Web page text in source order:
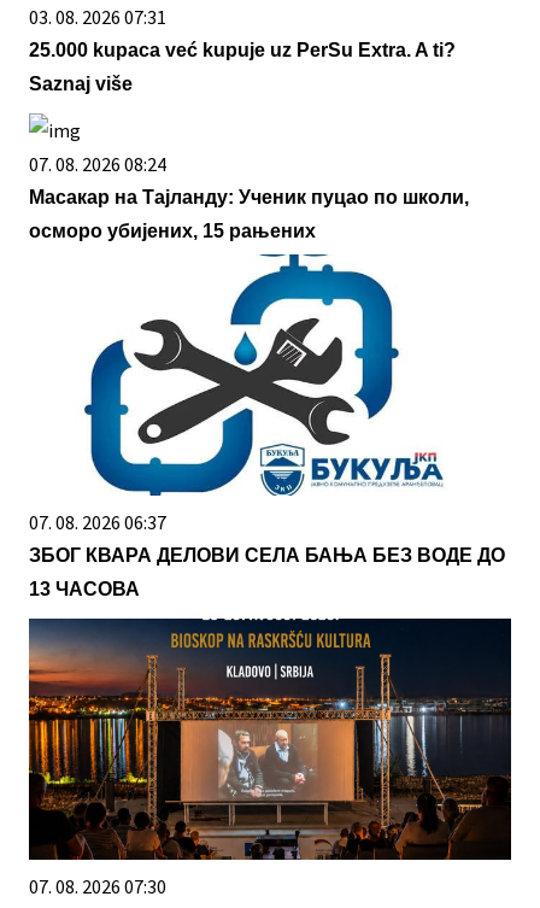
03. 08. 2026 07:31
25.000 kupaca već kupuje uz PerSu Extra. A ti?
Saznaj više
07. 08. 2026 08:24
Масакар на Тајланду: Ученик пуцао по школи,
осморо убијених, 15 рањених
07. 08. 2026 06:37
ЗБОГ КВАРА ДЕЛОВИ СЕЛА БАЊА БЕЗ ВОДЕ ДО
13 ЧАСОВА
07. 08. 2026 07:30